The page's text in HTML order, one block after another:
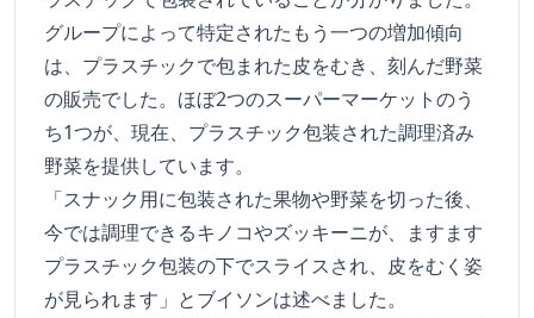
グループによって特定されたもう一つの増加傾向
は、プラスチックで包まれた皮をむき、刻んだ野菜
の販売でした。ほぼ2つのスーパーマーケットのう
ち1つが、現在、プラスチック包装された調理済み
野菜を提供しています。
「スナック用に包装された果物や野菜を切った後、
今では調理できるキノコやズッキーニが、ますます
プラスチック包装の下でスライスされ、皮をむく姿
が見られます」とブイソンは述べました。